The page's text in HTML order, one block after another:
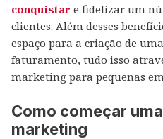
conquistar e fidelizar um
clientes. Além desses
espaço para a criação de
faturamento, tudo isso
marketing para pequenas
Como começar
marketing